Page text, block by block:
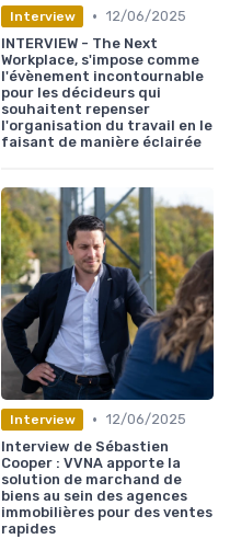
Interview • 12/06/2025
INTERVIEW - The Next
Workplace, s'impose comme
l'évènement incontournable
pour les décideurs qui
souhaitent repenser
l'organisation du travail en le
faisant de manière éclairée
Interview • 12/06/2025
Interview de Sébastien
Cooper : VVNA apporte la
solution de marchand de
biens au sein des agences
immobilières pour des ventes
rapides